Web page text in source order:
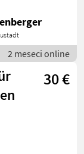
2 meseci online
30 €